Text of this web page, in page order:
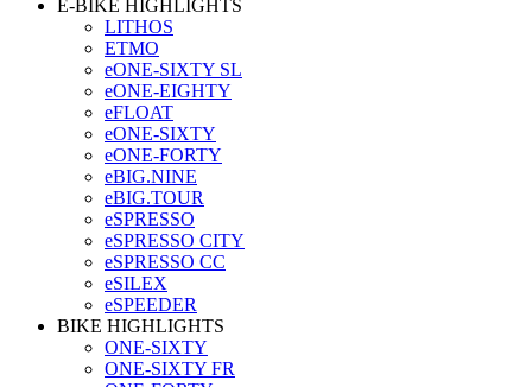
E-BIKE HIGHLIGHTS
LITHOS
ETMO
eONE-SIXTY SL
eONE-EIGHTY
eFLOAT
eONE-SIXTY
eONE-FORTY
eBIG.NINE
eBIG.TOUR
eSPRESSO
eSPRESSO CITY
eSPRESSO CC
eSILEX
eSPEEDER
BIKE HIGHLIGHTS
ONE-SIXTY
ONE-SIXTY FR